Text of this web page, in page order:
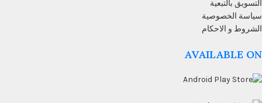
التسويق بالتبعية
سياسة الخصوصية
الشروط و الاحكام
AVAILABLE ON